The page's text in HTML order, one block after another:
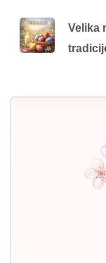
Velika